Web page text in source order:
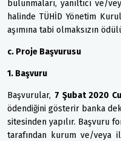
bulunmaları, yanıltıcı ve/
halinde TÜHİD Yönetim
aşımına tabi olmaksızın
c. Proje Başvurusu
1. Başvuru
Başvurular, 7 Şubat 2020
ödendiğini gösterir banka
sitesinden yapılır. Başvuru
tarafından kurum ve/veya